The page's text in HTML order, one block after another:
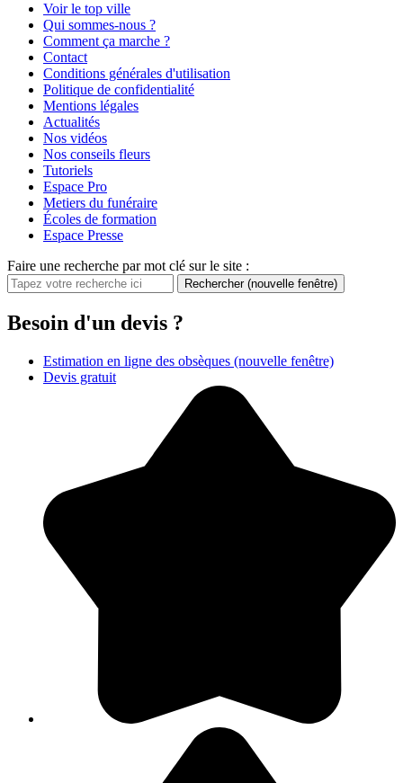
Voir le top ville
Qui sommes-nous ?
Comment ça marche ?
Contact
Conditions générales d'utilisation
Politique de confidentialité
Mentions légales
Actualités
Nos vidéos
Nos conseils fleurs
Tutoriels
Espace Pro
Metiers du funéraire
Écoles de formation
Espace Presse
Faire une recherche par mot clé sur le site :
Rechercher (nouvelle fenêtre)
Besoin d'un devis ?
Estimation en ligne des obsèques (nouvelle fenêtre)
Devis gratuit